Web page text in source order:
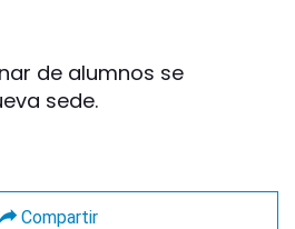
de alumnos se
sede.
Compartir